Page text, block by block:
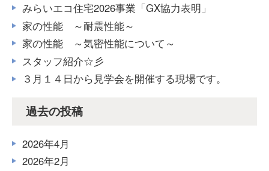
みらいエコ住宅2026事業「GX協力表明」
家の性能 ～耐震性能～
家の性能 ～気密性能について～
スタッフ紹介☆彡
３月１４日から見学会を開催する現場です。
過去の投稿
2026年4月
2026年2月